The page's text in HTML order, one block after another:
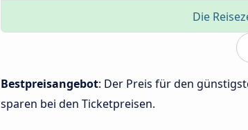
Die
Bestpreisangebot: Der Preis für den
sparen bei den Ticketpreisen.